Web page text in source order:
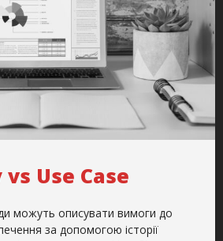
Use Case
можуть описувати вимоги до
за допомогою історії